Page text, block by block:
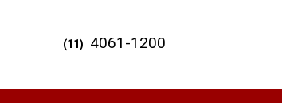
(11) 4061-1200